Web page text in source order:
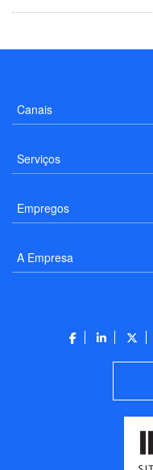
Canais
Serviços
Empregos
A Empresa